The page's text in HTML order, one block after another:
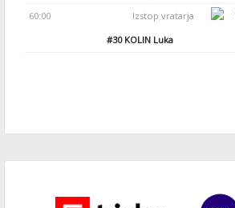
60:00 Izstop vratarja
#30KOLIN Luka